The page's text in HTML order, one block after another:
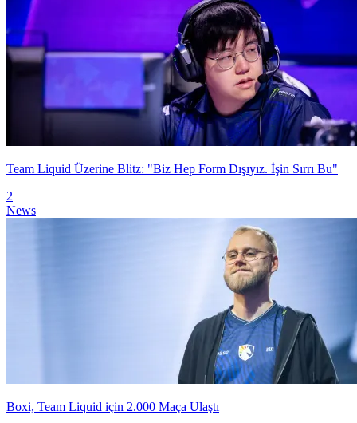
Team Liquid Üzerine Blitz: "Biz Hep Form Dışıyız. İşin Sırrı Bu"
2
News
Boxi, Team Liquid için 2.000 Maça Ulaştı